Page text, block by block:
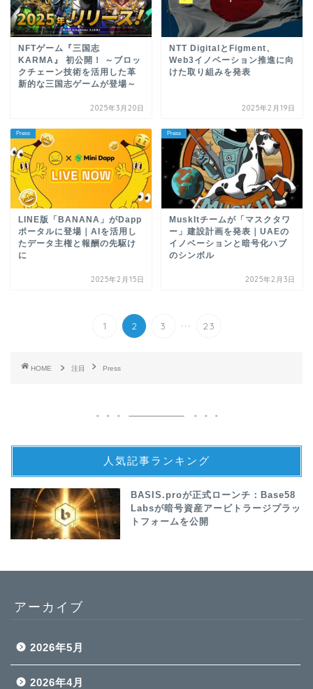
NFTゲーム『三国志
KARMA』 初公開！ ～ブロッ
クチェーン技術を活用した革
新的な三国志ゲームが登場～
2025年3月20日
NTT DigitalとFigment、
Web3イノベーション推進に向
けた取り組みを発表
2025年2月19日
Press
LINE版「BANANA」がDapp
ポータルに登場｜AIを活用し
たデータ主権と報酬の先駆け
に
2025年2月15日
Press
MuskItチームが「マスクタワ
ー」建設計画を発表｜UAEの
イノベーションと暗号化ハブ
のシンボル
2025年2月3日
1 2 3 ... 23
HOME 注目 Press
人気記事ランキング
BASIS.proが正式ローンチ：Base58
Labsが暗号資産アービトラージプラッ
トフォームを公開
アーカイブ
2026年5月
2026年4月